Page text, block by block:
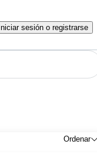
Iniciar sesión o registrarse
Ordenar